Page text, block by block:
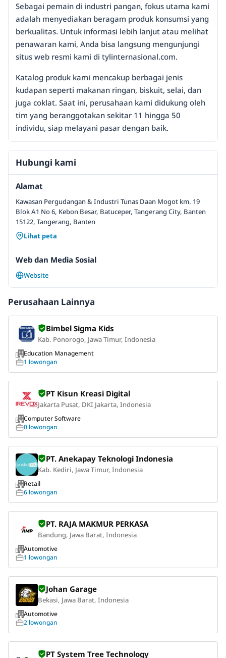
Sebagai pemain di industri pangan, fokus utama kami
adalah menyediakan beragam produk konsumsi yang
berkualitas. Untuk informasi lebih lanjut atau melihat
penawaran kami, Anda bisa langsung mengunjungi
situs web resmi kami di tylinternasional.com.
Katalog produk kami mencakup berbagai jenis
kudapan seperti makanan ringan, biskuit, selai, dan
juga coklat. Saat ini, perusahaan kami didukung oleh
tim yang beranggotakan sekitar 11 hingga 50
individu, siap melayani pasar dengan baik.
Hubungi kami
Alamat
Kawasan Pergudangan & Industri Tunas Daan Mogot km. 19
Blok A1 No 6, Kebon Besar, Batuceper, Tangerang City, Banten
15122, Tangerang, Banten
Lihat peta
Web dan Media Sosial
Website
Perusahaan Lainnya
Bimbel Sigma Kids
Kab. Ponorogo, Jawa Timur, Indonesia
Education Management
1 lowongan
PT Kisun Kreasi Digital
Jakarta Pusat, DKI Jakarta, Indonesia
Computer Software
0 lowongan
PT. Anekapay Teknologi Indonesia
Kab. Kediri, Jawa Timur, Indonesia
Retail
6 lowongan
PT. RAJA MAKMUR PERKASA
Bandung, Jawa Barat, Indonesia
Automotive
1 lowongan
Johan Garage
Bekasi, Jawa Barat, Indonesia
Automotive
2 lowongan
PT System Tree Technology